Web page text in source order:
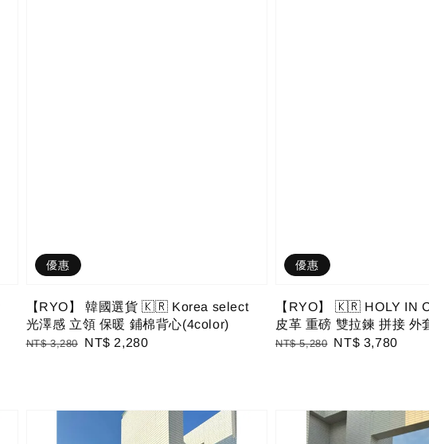
優惠
【RYO】 韓國選貨 🇰🇷 Korea select
光澤感 立領 保暖 鋪棉背心(4color)
Regular
NT$ 3,280
Sale
NT$ 2,280
優惠
【RYO】 🇰🇷 HOLY IN
皮革 重磅 雙拉鍊 拼接 外
Regular
NT$ 5,280 Sale
NT$ 3,780